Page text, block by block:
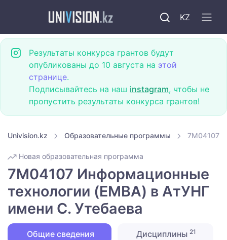
KZ
Результаты конкурса грантов будут
опубликованы до 10 августа на этой
странице.
Подписывайтесь на наш instagram, чтобы не
пропустить результаты конкурса грантов!
Univision.kz Образовательные программы 7M04107
Новая образовательная программа
7M04107 Информационные
технологии (EMBA) в АтУНГ
имени С. Утебаева
Общие сведения Дисциплины21